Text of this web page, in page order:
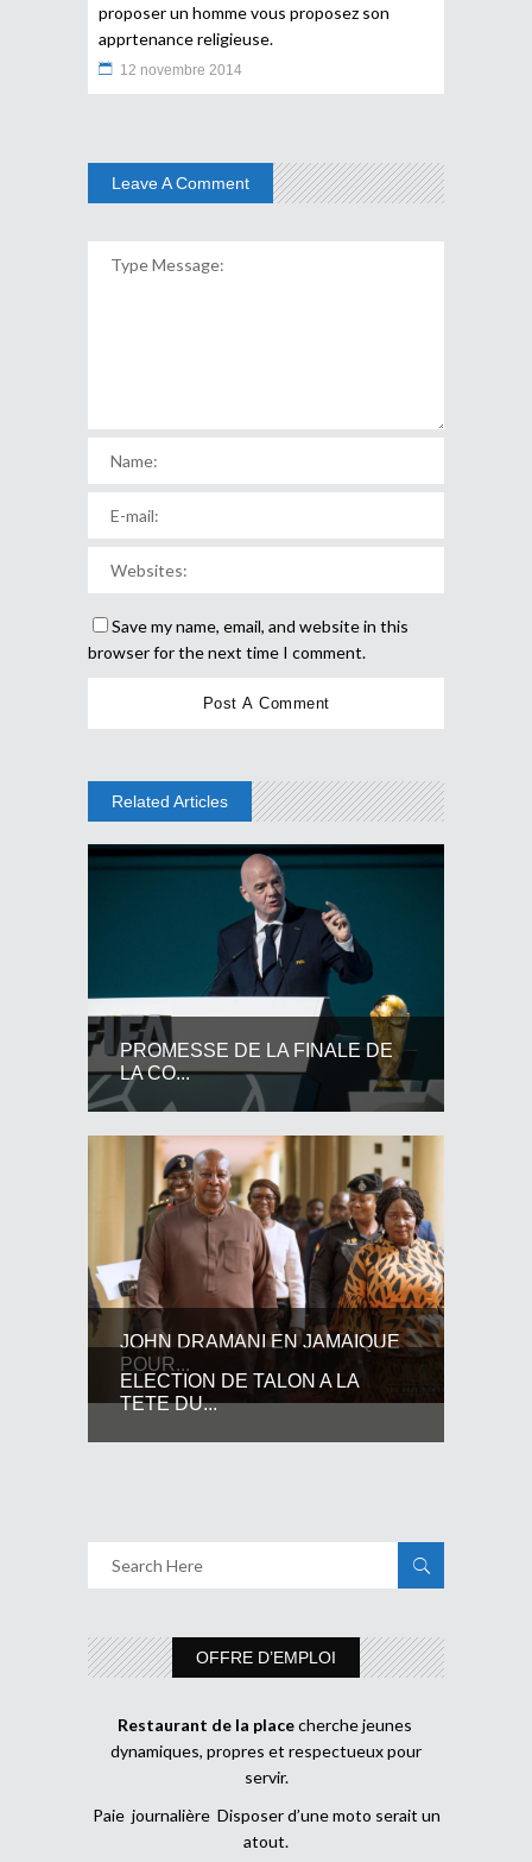
proposer un homme vous proposez son
apprtenance religieuse.
12 novembre 2014
Leave A Comment
Save my name, email, and website in this
browser for the next time I comment.
Related Articles
PROMESSE DE LA FINALE DE
LA CO...
JOHN DRAMANI EN JAMAIQUE
POUR...
ELECTION DE TALON A LA
TETE DU...
OFFRE D’EMPLOI
Restaurant de la placecherche jeunes
dynamiques, propres et respectueux pour
servir.
Paie journalière Disposer d’une moto serait un
atout.